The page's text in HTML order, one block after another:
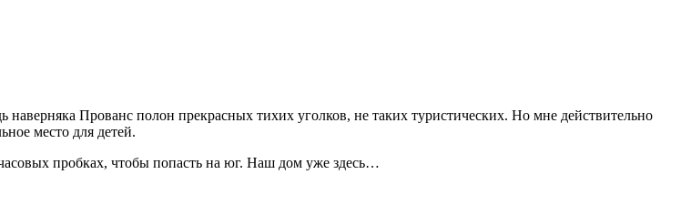
Прованс полон прекрасных тихих уголков, не таких туристических. Но мне действительно
место для детей.
пробках, чтобы попасть на юг. Наш дом уже здесь…